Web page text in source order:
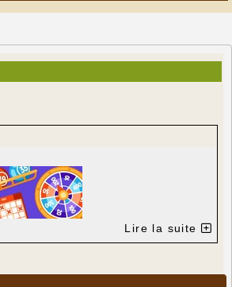
Lire la suite